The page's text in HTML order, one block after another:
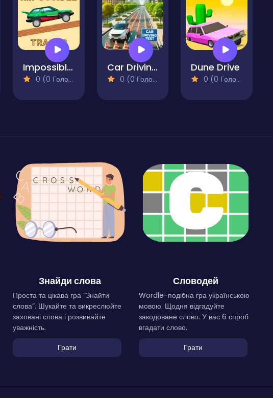
Impossible Tracks 2D
0 (0 Голосів)
Car Driving Test
0 (0 Голосів)
Dune Drive
0 (0 Голосів)
Знайди слова
Проста та цікава гра “Знайти
слова”. Шукайте та викреслюйте
заховані слова і розвивайте
уважність.
Грати
Словодей
Wordle-подібна гра українською
мовою. Щодня відгадуйте
закодоване слово. У вас 6 спроб
вгадати слово.
Грати